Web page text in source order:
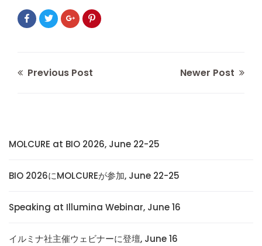
Previous Post Newer Post
MOLCURE at BIO 2026, June 22-25
BIO 2026にMOLCUREが参加, June 22-25
Speaking at Illumina Webinar, June 16
イルミナ社主催ウェビナーに登壇, June 16